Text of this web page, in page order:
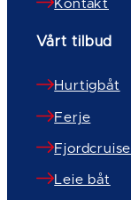
Kontakt
Vårt tilbud
Hurtigbåt
Ferje
Fjordcruise
Leie båt